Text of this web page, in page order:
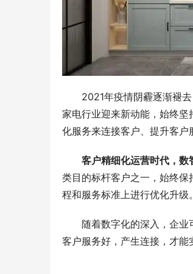
2021年疫情阴霾逐渐褪
家电行业迎来新动能，始终坚
化服务来连接客户、提升客户
客户精细化运营时代，数
类目的标杆客户之一，始终
程和服务标准上进行优化升级。
随着数字化的深入，企
客户服务好，产生连接，才能